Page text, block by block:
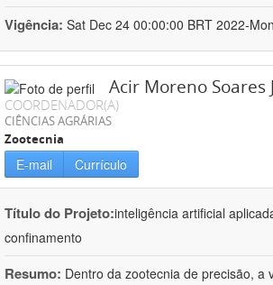
Vigência: Sat Dec 24 00:00:00 BRT 2022-
Acir Moreno Soares
COORDENADOR(A)
CIÊNCIAS AGRÁRIAS
Zootecnia
E-mail Currículo
Título do Projeto:inteligência artificial
confinamento
Resumo: Dentro da zootecnia de precisão, a